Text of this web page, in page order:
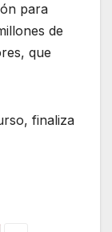
para
de
que
finaliza